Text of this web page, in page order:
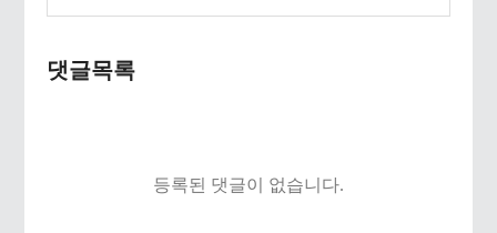
댓글목록
등록된 댓글이 없습니다.